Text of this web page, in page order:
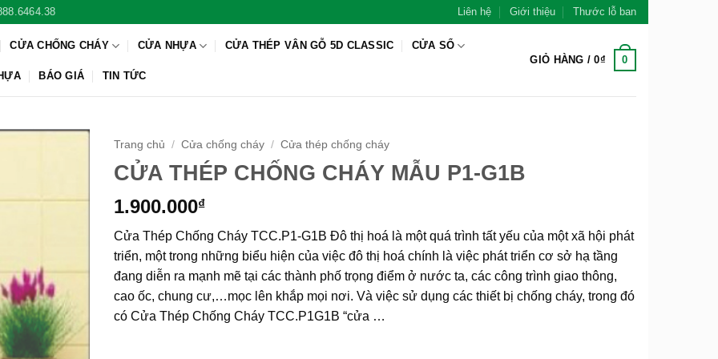
Liên hệ Giới thiệu Thước lỗ ban
CỬA CHỐNG CHÁY CỬA NHỰA CỬA THÉP VÂN GỖ 5D CLASSIC CỬA SỔ
BÁO GIÁ TIN TỨC
GIỎ HÀNG /0₫ 0
Trang chủ / Cửa chống cháy / Cửa thép chống cháy
CỬA THÉP CHỐNG CHÁY MẪU P1-G1B
1.900.000₫
Cửa Thép Chống Cháy TCC.P1-G1B Đô thị hoá là một quá trình tất yếu của một xã hội phát
triển, một trong những biểu hiện của việc đô thị hoá chính là việc phát triển cơ sở hạ tầng
đang diễn ra mạnh mẽ tại các thành phố trọng điểm ở nước ta, các công trình giao thông,
cao ốc, chung cư,…mọc lên khắp mọi nơi. Và việc sử dụng các thiết bị chống cháy, trong đó
có Cửa Thép Chống Cháy TCC.P1G1B “cửa …